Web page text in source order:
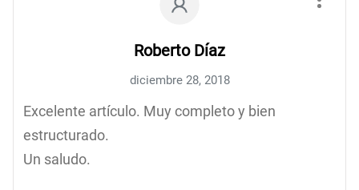
Roberto Díaz
diciembre 28, 2018
Excelente artículo. Muy completo y bien
estructurado.
Un saludo.